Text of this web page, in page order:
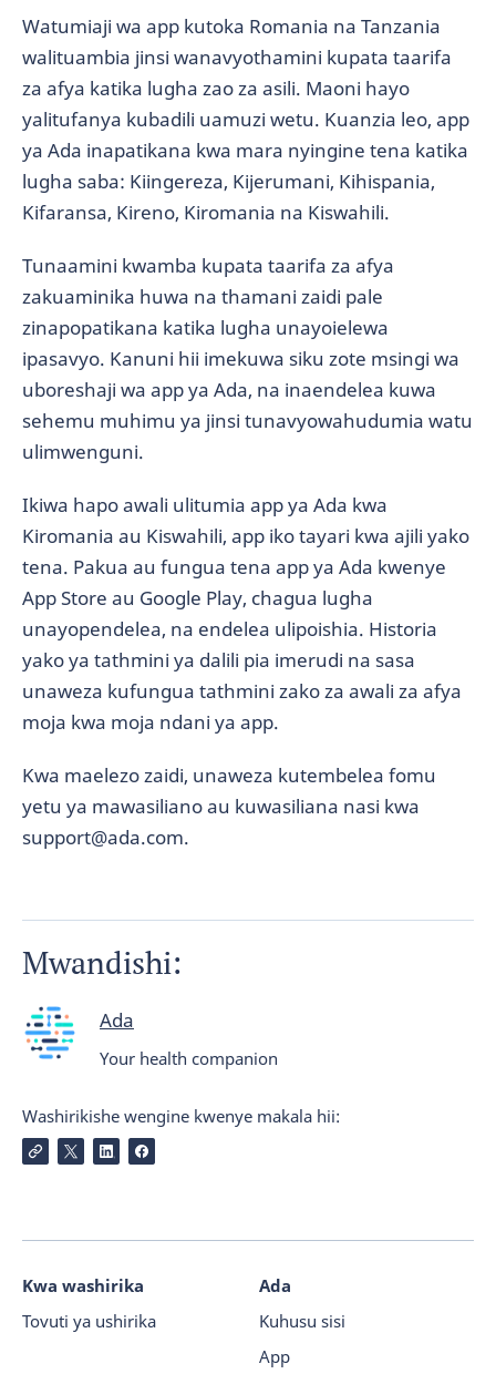
Watumiaji wa app kutoka Romania na Tanzania
walituambia jinsi wanavyothamini kupata taarifa
za afya katika lugha zao za asili. Maoni hayo
yalitufanya kubadili uamuzi wetu. Kuanzia leo, app
ya Ada inapatikana kwa mara nyingine tena katika
lugha saba: Kiingereza, Kijerumani, Kihispania,
Kifaransa, Kireno, Kiromania na Kiswahili.
Tunaamini kwamba kupata taarifa za afya
zakuaminika huwa na thamani zaidi pale
zinapopatikana katika lugha unayoielewa
ipasavyo. Kanuni hii imekuwa siku zote msingi wa
uboreshaji wa app ya Ada, na inaendelea kuwa
sehemu muhimu ya jinsi tunavyowahudumia watu
ulimwenguni.
Ikiwa hapo awali ulitumia app ya Ada kwa
Kiromania au Kiswahili, app iko tayari kwa ajili yako
tena. Pakua au fungua tena app ya Ada kwenye
App Store au Google Play, chagua lugha
unayopendelea, na endelea ulipoishia. Historia
yako ya tathmini ya dalili pia imerudi na sasa
unaweza kufungua tathmini zako za awali za afya
moja kwa moja ndani ya app.
Kwa maelezo zaidi, unaweza kutembelea fomu
yetu ya mawasiliano au kuwasiliana nasi kwa
support@ada.com.
Mwandishi:
Ada
Your health companion
Washirikishe wengine kwenye makala hii:
Kwa washirika
Tovuti ya ushirika
Ada
Kuhusu sisi
App